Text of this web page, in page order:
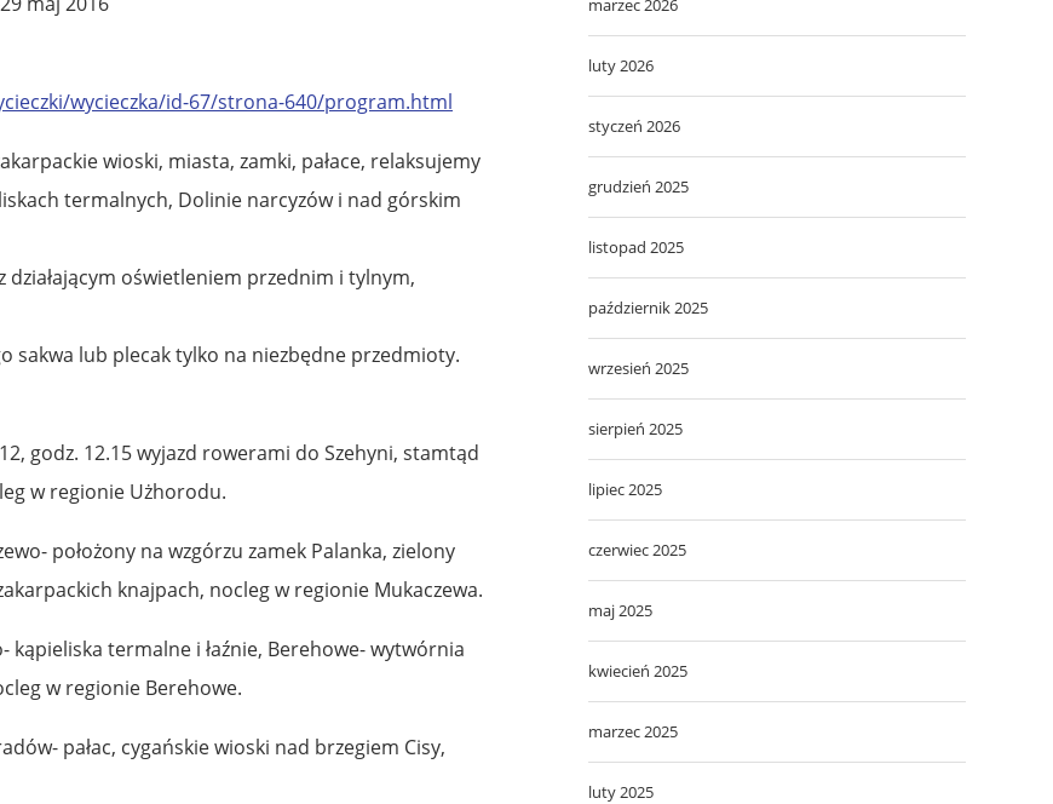
wycieczka/id-67/strona-640/program.html
wioski, miasta, zamki, pałace, relaksujemy
termalnych, Dolinie narcyzów i nad górskim
działającym oświetleniem przednim i tylnym,
sakwa lub plecak tylko na niezbędne przedmioty.
godz. 12.15 wyjazd rowerami do Szehyni, stamtąd
w regionie Użhorodu.
położony na wzgórzu zamek Palanka, zielony
knajpach, nocleg w regionie Mukaczewa.
kąpieliska termalne i łaźnie, Berehowe- wytwórnia
w regionie Berehowe.
pałac, cygańskie wioski nad brzegiem Cisy,
marzec 2026
luty 2026
styczeń 2026
grudzień 2025
listopad 2025
październik 2025
wrzesień 2025
sierpień 2025
lipiec 2025
czerwiec 2025
maj 2025
kwiecień 2025
marzec 2025
luty 2025